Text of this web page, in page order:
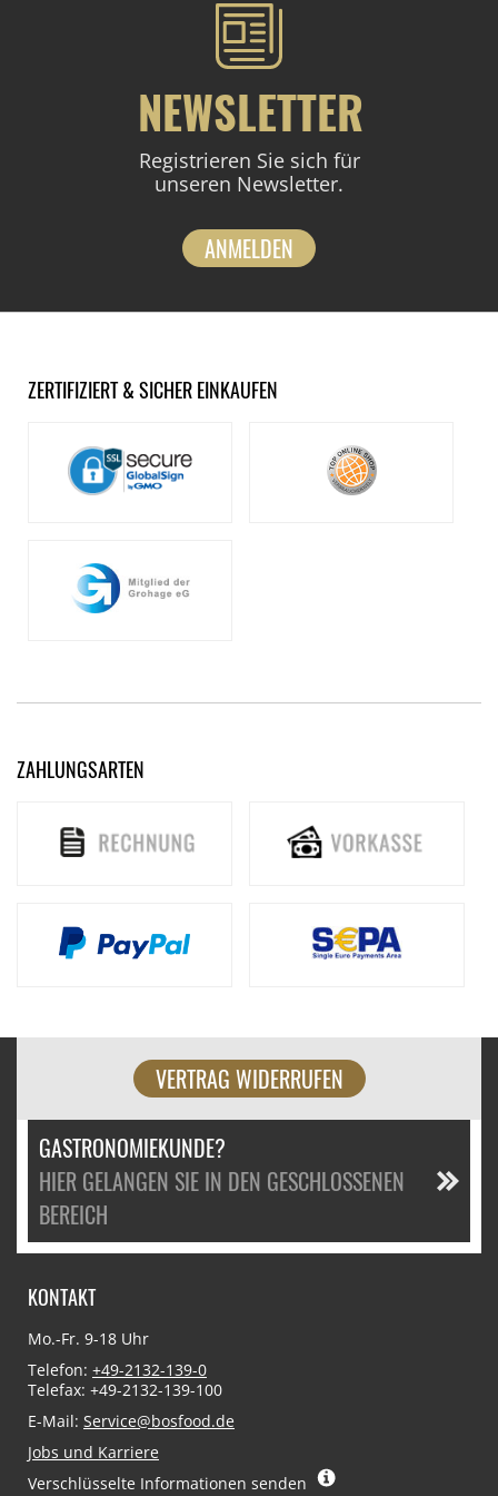
NEWSLETTER
Registrieren Sie sich für
unseren Newsletter.
ANMELDEN
ZERTIFIZIERT & SICHER EINKAUFEN
ZAHLUNGSARTEN
VERTRAG WIDERRUFEN
GASTRONOMIEKUNDE?
HIER GELANGEN SIE IN DEN GESCHLOSSENEN
BEREICH
KONTAKT
Mo.-Fr. 9-18 Uhr
Telefon: +49-2132-139-0
Telefax: +49-2132-139-100
E-Mail: Service@bosfood.de
Jobs und Karriere
Verschlüsselte Informationen senden